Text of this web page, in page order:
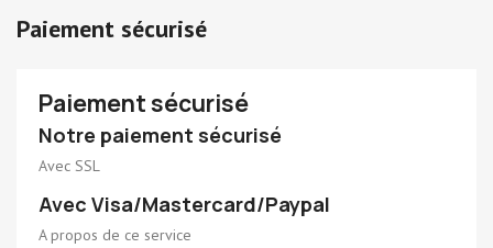
Paiement sécurisé
Paiement sécurisé
Notre paiement sécurisé
Avec SSL
Avec Visa/Mastercard/Paypal
A propos de ce service